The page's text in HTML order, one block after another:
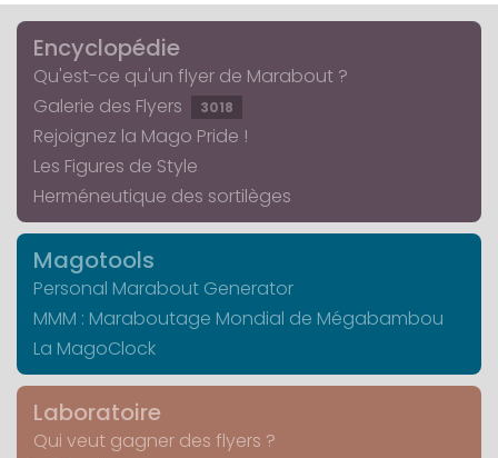
Encyclopédie
Qu'est-ce qu'un flyer de Marabout ?
Galerie des Flyers
3018
Rejoignez la Mago Pride !
Les Figures de Style
Herméneutique des sortilèges
Magotools
Personal Marabout Generator
MMM : Maraboutage Mondial de Mégabambou
La MagoClock
Laboratoire
Qui veut gagner des flyers ?